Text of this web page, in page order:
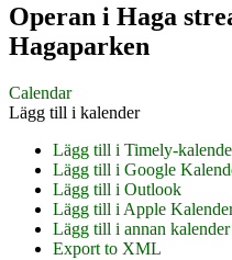
Operan i Haga
Hagaparken
Calendar
Lägg till i kalender
Lägg till i Timely-
Lägg till i Google
Lägg till i Outlook
Lägg till i Apple
Lägg till i annan kalender
Export to XML